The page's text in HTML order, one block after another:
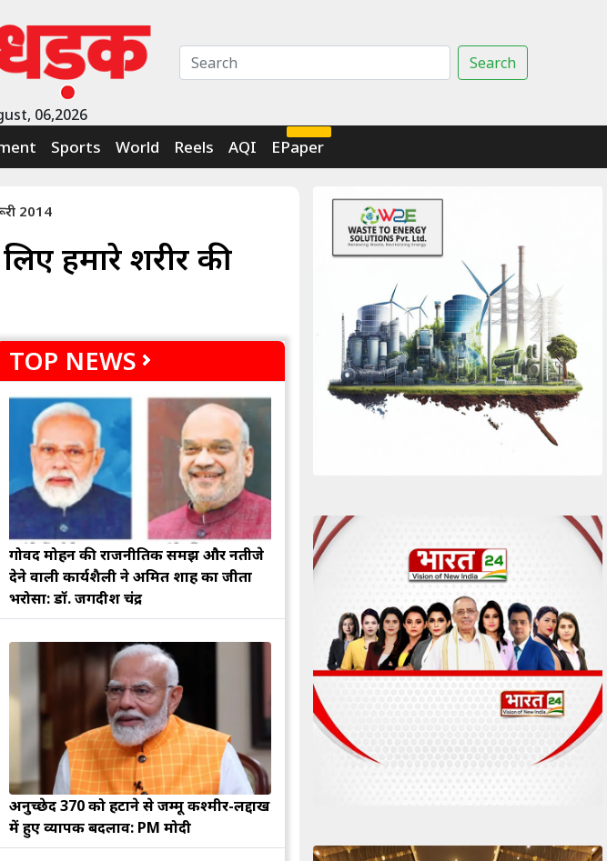
06,2026
Search
Sports World Reels AQI EPaper
2014
हमारे शरीर की
TOP NEWS
गोविंद मोहन की राजनीतिक समझ और नतीजे
देने वाली कार्यशैली ने अमित शाह का जीता
भरोसा: डॉ. जगदीश चंद्र
अनुच्छेद 370 को हटाने से जम्मू कश्मीर-लद्दाख
में हुए व्यापक बदलाव: PM मोदी